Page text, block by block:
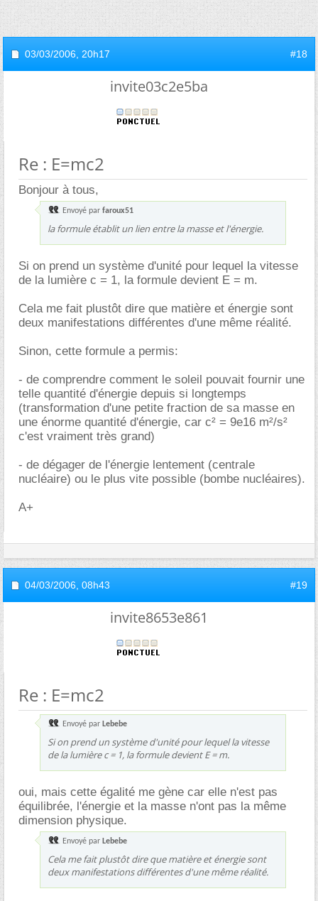
03/03/2006, 20h17 #18
invite03c2e5ba
Re : E=mc2
Bonjour à tous,
Envoyé par faroux51
la formule établit un lien entre la masse et l'énergie.
Si on prend un système d'unité pour lequel la vitesse
de la lumière c = 1, la formule devient E = m.
Cela me fait plustôt dire que matière et énergie sont
deux manifestations différentes d'une même réalité.
Sinon, cette formule a permis:
- de comprendre comment le soleil pouvait fournir une
telle quantité d'énergie depuis si longtemps
(transformation d'une petite fraction de sa masse en
une énorme quantité d'énergie, car c² = 9e16 m²/s²
c'est vraiment très grand)
- de dégager de l'énergie lentement (centrale
nucléaire) ou le plus vite possible (bombe nucléaires).
A+
04/03/2006, 08h43 #19
invite8653e861
Re : E=mc2
Envoyé par Lebebe
Si on prend un système d'unité pour lequel la vitesse
de la lumière c = 1, la formule devient E = m.
oui, mais cette égalité me gène car elle n'est pas
équilibrée, l'énergie et la masse n'ont pas la même
dimension physique.
Envoyé par Lebebe
Cela me fait plustôt dire que matière et énergie sont
deux manifestations différentes d'une même réalité.